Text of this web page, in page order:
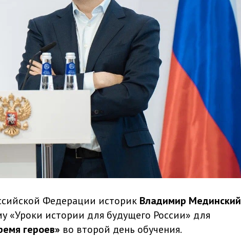
Федерации историк Владимир Мединский
«Уроки истории для будущего России» для
героев» во второй день обучения.